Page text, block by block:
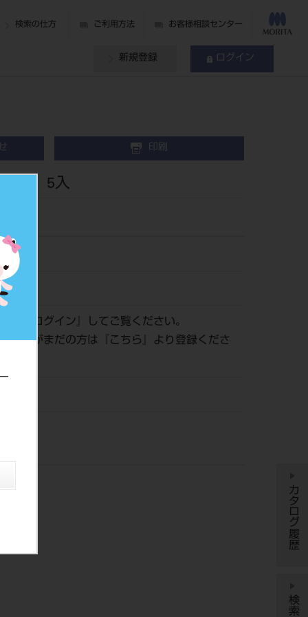
検索の仕方 ご利用方法 お客様相談センター
新規登録 ログイン
印刷
＃2 5入
ログイン 』してご覧ください。
登録がまだの方は『
こちら 』より登録くださ
カタログ履歴